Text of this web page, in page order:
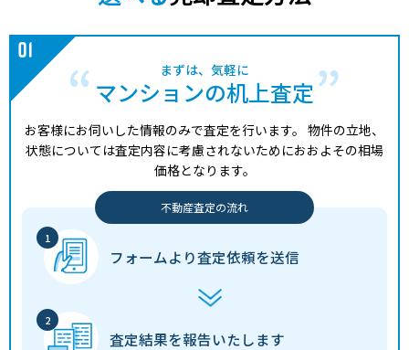
まずは、気軽に
マンションの机上査定
お客様にお伺いした情報のみで査定を行います。 物件の立地、
状態については査定内容に考慮されないためにおおよその相場
価格となります。
不動産査定の流れ
フォームより査定依頼を送信
査定結果を報告いたします